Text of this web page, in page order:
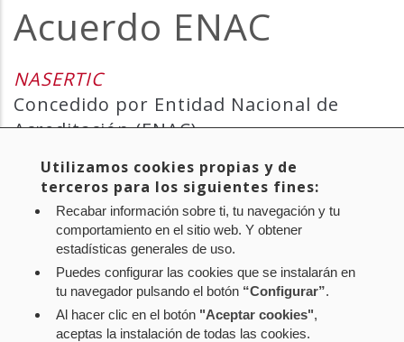
de
ayuda
a
la
navegación
Acuerdo ENAC
NASERTIC
Concedido por Entidad Nacional de
Acreditación (ENAC)
Acuerdo con ENAC para formar parte de su banco de
expertos técnicos.
Política de privacidad
Política de cookies
Utilizamos cookies propias y de
terceros para los siguientes fines:
Recabar información sobre ti, tu navegación y tu
comportamiento en el sitio web. Y obtener
estadísticas generales de uso.
Puedes configurar las cookies que se instalarán en
tu navegador pulsando el botón “Configurar”.
Al hacer clic en el botón "Aceptar cookies",
aceptas la instalación de todas las cookies.